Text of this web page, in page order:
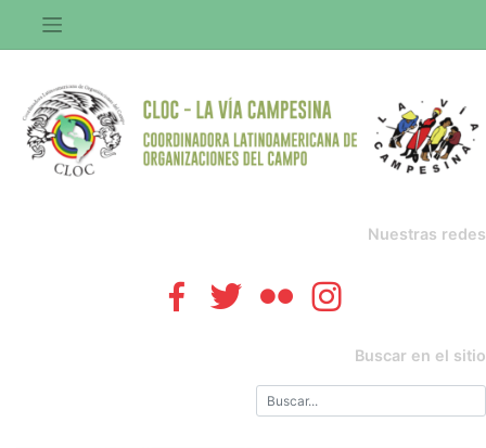
contenido
Nuestras redes
Buscar en el sitio